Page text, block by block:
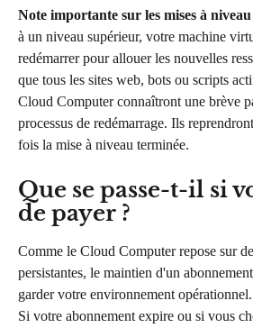
Note importante sur les mises à
à un niveau supérieur, votre machine
redémarrer pour allouer les nouvelles
que tous les sites web, bots ou scripts
Cloud Computer connaîtront une brève
processus de redémarrage. Ils
fois la mise à niveau terminée.
Que se passe-t-il si
de payer ?
Comme le Cloud Computer repose sur
persistantes, le maintien d'un
garder votre environnement opérationnel.
Si votre abonnement expire ou si vous